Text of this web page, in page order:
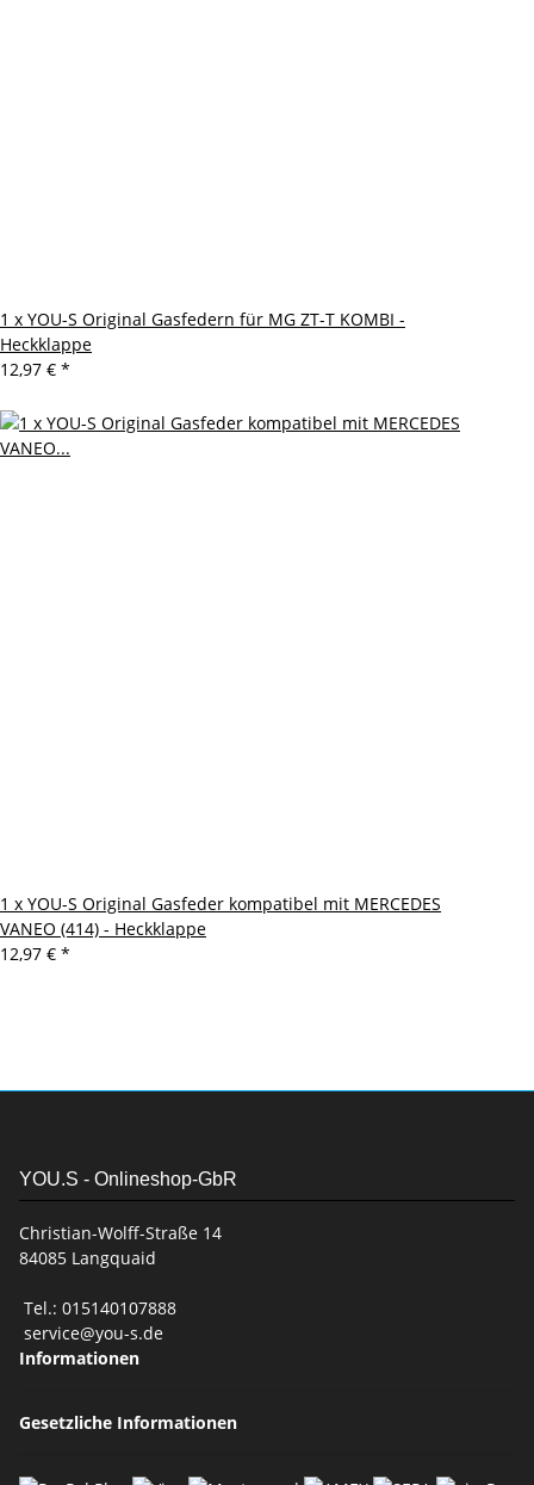
1 x YOU-S Original Gasfedern für MG ZT-T KOMBI -
Heckklappe
12,97 € *
1 x YOU-S Original Gasfeder kompatibel mit MERCEDES
VANEO (414) - Heckklappe
12,97 € *
YOU.S - Onlineshop-GbR
Christian-Wolff-Straße 14
84085 Langquaid
Tel.: 015140107888
service@you-s.de
Informationen
Gesetzliche Informationen